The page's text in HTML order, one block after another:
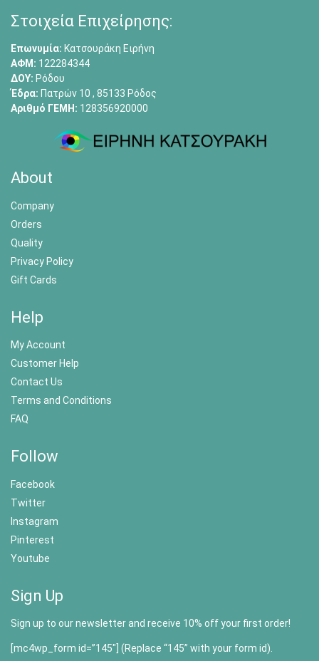
Στοιχεία Επιχείρησης:
Επωνυμία: Κατσουράκη Ειρήνη
ΑΦΜ: 122284344
ΔΟΥ: Ρόδου
Έδρα: Πατρών 10 , 85133 Ρόδος
Αριθμό ΓΕΜΗ: 128356920000
About
Company
Orders
Quality
Privacy Policy
Gift Cards
Help
My Account
Customer Help
Contact Us
Terms and Conditions
FAQ
Follow
Facebook
Twitter
Instagram
Pinterest
Youtube
Sign Up
Sign up to our newsletter and receive 10% off your first order!
[mc4wp_form id=”145″] (Replace “145” with your form id).